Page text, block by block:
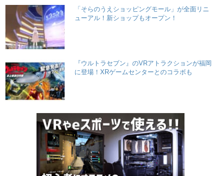
「そらのうえショッピングモール」が全面リニ
ューアル！新ショップもオープン！
『ウルトラセブン』のVRアトラクションが福岡
に登場！XRゲームセンターとのコラボも